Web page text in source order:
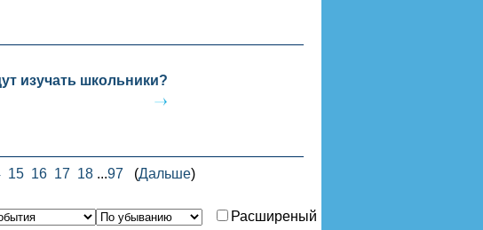
изучать школьники?
15 16 17 18...97 (Дальше)
Расширеный